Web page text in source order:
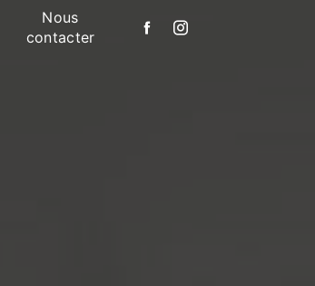
Nous
contacter